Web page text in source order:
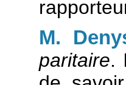
M.
paritaire.